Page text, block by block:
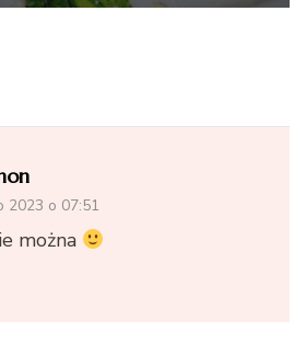
2023 o 07:51
można